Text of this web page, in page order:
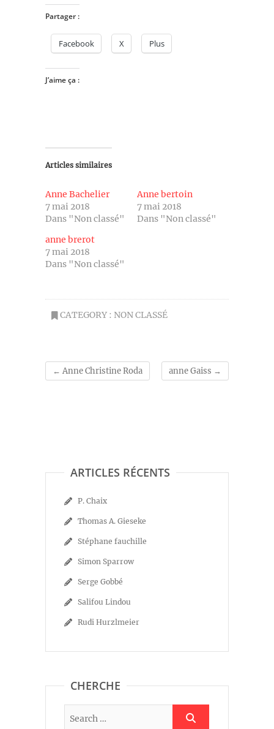
Partager :
Facebook X Plus
J’aime ça :
Articles similaires
Anne Bachelier
7 mai 2018
Dans "Non classé"
Anne bertoin
7 mai 2018
Dans "Non classé"
anne brerot
7 mai 2018
Dans "Non classé"
CATEGORY : NON CLASSÉ
← Anne Christine Roda anne Gaiss →
ARTICLES RÉCENTS
P. Chaix
Thomas A. Gieseke
Stéphane fauchille
Simon Sparrow
Serge Gobbé
Salifou Lindou
Rudi Hurzlmeier
CHERCHE